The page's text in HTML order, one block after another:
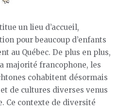
un lieu d’accueil,
pour beaucoup d’enfants
au Québec. De plus en plus,
majorité francophone, les
cohabitent désormais
de cultures diverses venus
Ce contexte de diversité